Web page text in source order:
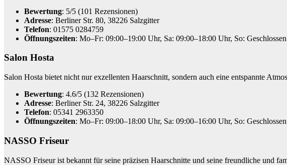
Bewertung: 5/5 (101 Rezensionen)
Adresse: Berliner Str. 80, 38226 Salzgitter
Telefon: 01575 0284759
Öffnungszeiten: Mo–Fr: 09:00–19:00 Uhr, Sa: 09:00–18:00 Uhr, So: Geschlossen
Salon Hosta
Salon Hosta bietet nicht nur exzellenten Haarschnitt, sondern auch eine entspannte
Bewertung: 4.6/5 (132 Rezensionen)
Adresse: Berliner Str. 24, 38226 Salzgitter
Telefon: 05341 2963350
Öffnungszeiten: Mo–Fr: 09:00–18:00 Uhr, Sa: 09:00–16:00 Uhr, So: Geschlossen
NASSO Friseur
NASSO Friseur ist bekannt für seine präzisen Haarschnitte und seine freundliche und